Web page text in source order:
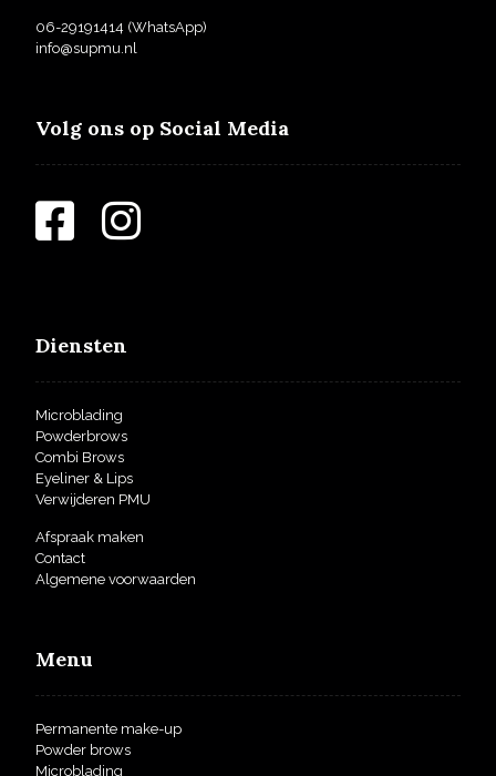
06-29191414 (WhatsApp)
info@supmu.nl
Volg ons op Social Media
Diensten
Microblading
Powderbrows
Combi Brows
Eyeliner & Lips
Verwijderen PMU
Afspraak maken
Contact
Algemene voorwaarden
Menu
Permanente make-up
Powder brows
Microblading